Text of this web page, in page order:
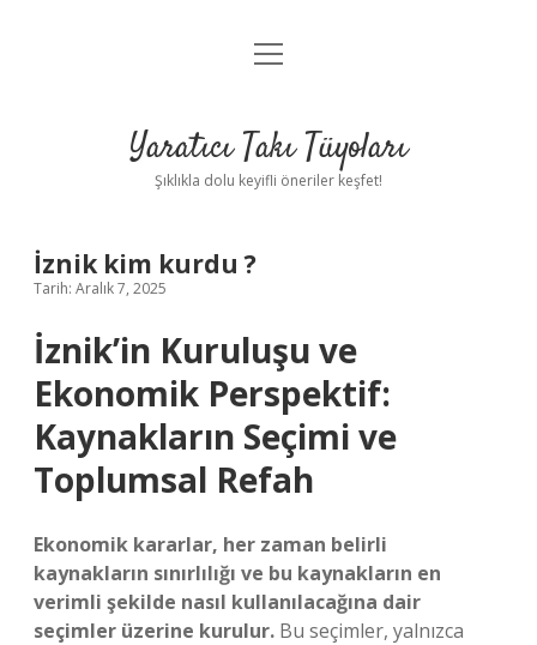
Anasayfa
Yasal Uyarı
menüyü
Yaratıcı Takı Tüyoları
Şıklıkla dolu keyifli öneriler keşfet!
İznik kim kurdu ?
Tarih: Aralık 7, 2025
İznik’in Kuruluşu ve
Ekonomik Perspektif:
Kaynakların Seçimi ve
Toplumsal Refah
Ekonomik kararlar, her zaman belirli
kaynakların sınırlılığı ve bu kaynakların en
verimli şekilde nasıl kullanılacağına dair
seçimler üzerine kurulur. Bu seçimler, yalnızca